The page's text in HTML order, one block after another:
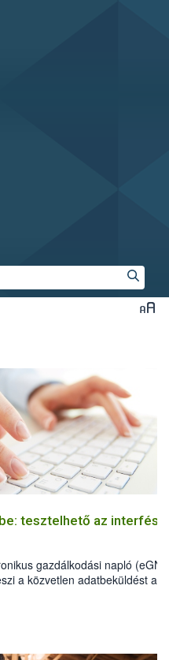
tesztelhető az interfész
gazdálkodási napló (eGN)
a közvetlen adatbeküldést a